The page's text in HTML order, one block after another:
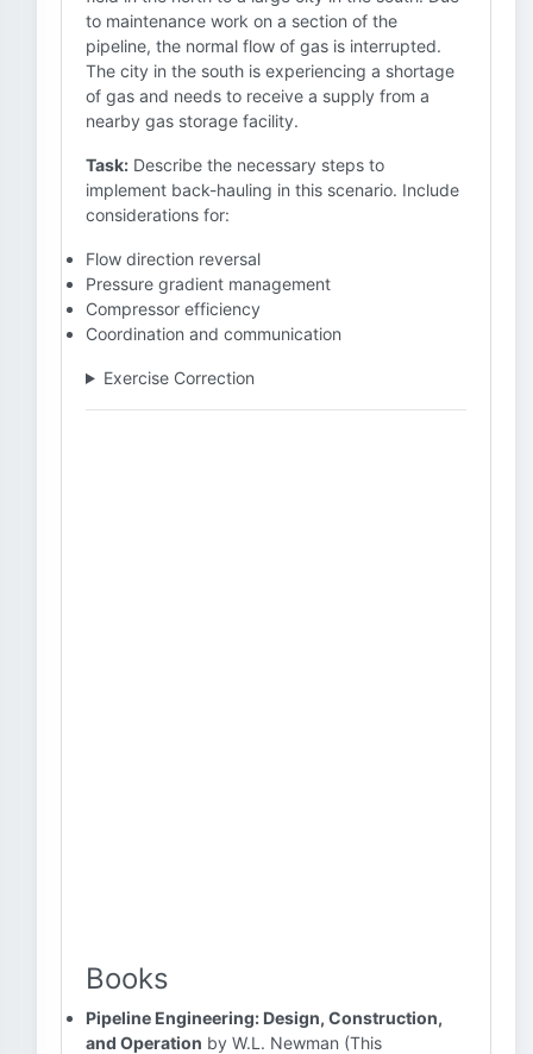
to maintenance work on a section of the
pipeline, the normal flow of gas is interrupted.
The city in the south is experiencing a shortage
of gas and needs to receive a supply from a
nearby gas storage facility.
Task: Describe the necessary steps to
implement back-hauling in this scenario. Include
considerations for:
Flow direction reversal
Pressure gradient management
Compressor efficiency
Coordination and communication
Exercise Correction
Books
Pipeline Engineering: Design, Construction,
and Operation by W.L. Newman (This